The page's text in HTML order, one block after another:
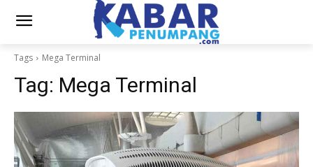
Tags Mega Terminal
Tag: Mega Terminal